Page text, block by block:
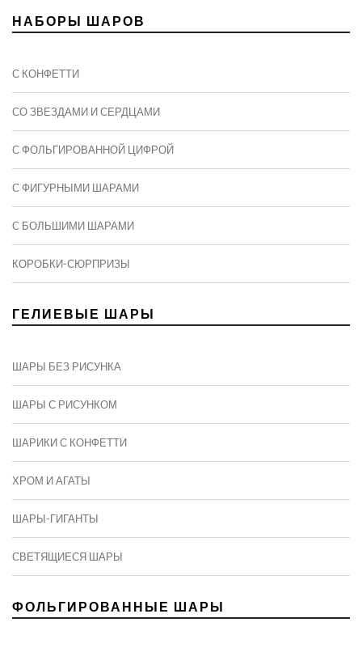
НАБОРЫ ШАРОВ
С КОНФЕТТИ
СО ЗВЕЗДАМИ И СЕРДЦАМИ
С ФОЛЬГИРОВАННОЙ ЦИФРОЙ
С ФИГУРНЫМИ ШАРАМИ
C БОЛЬШИМИ ШАРАМИ
КОРОБКИ-СЮРПРИЗЫ
ГЕЛИЕВЫЕ ШАРЫ
ШАРЫ БЕЗ РИСУНКА
ШАРЫ С РИСУНКОМ
ШАРИКИ С КОНФЕТТИ
ХРОМ И АГАТЫ
ШАРЫ-ГИГАНТЫ
СВЕТЯЩИЕСЯ ШАРЫ
ФОЛЬГИРОВАННЫЕ ШАРЫ